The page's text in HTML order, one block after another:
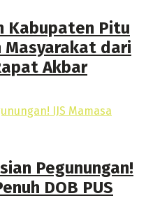
Kabupaten Pitu
Masyarakat dari
Akbar
Pegunungan!
DOB PUS